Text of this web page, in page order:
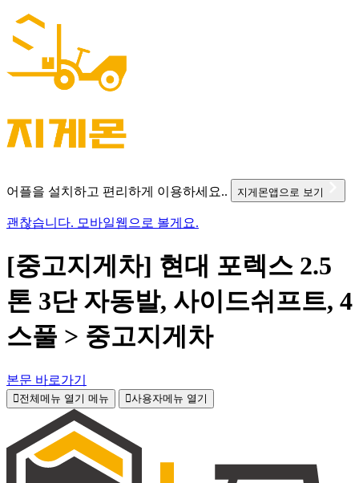
어플을 설치하고 편리하게 이용하세요.. 지게몬앱으로 보기
괜찮습니다. 모바일웹으로 볼게요.
[중고지게차] 현대 포렉스 2.5
톤 3단 자동발, 사이드쉬프트, 4
스풀 > 중고지게차
본문 바로가기
전체메뉴 열기 메뉴 사용자메뉴 열기